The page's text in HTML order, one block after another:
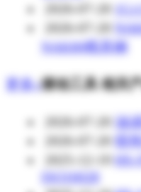
NAK80模具钢
更多»液动工具 相关
油
煜
ISO16028